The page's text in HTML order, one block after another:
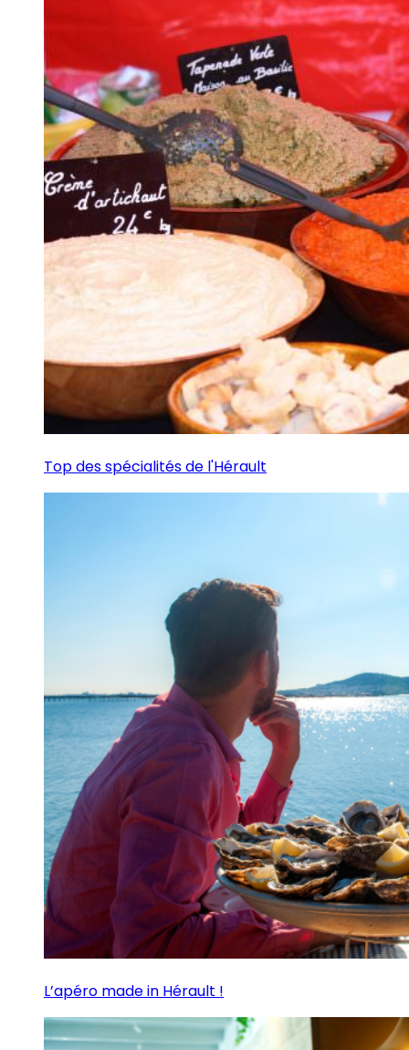
Top des spécialités de l'Hérault
L’apéro made in Hérault !